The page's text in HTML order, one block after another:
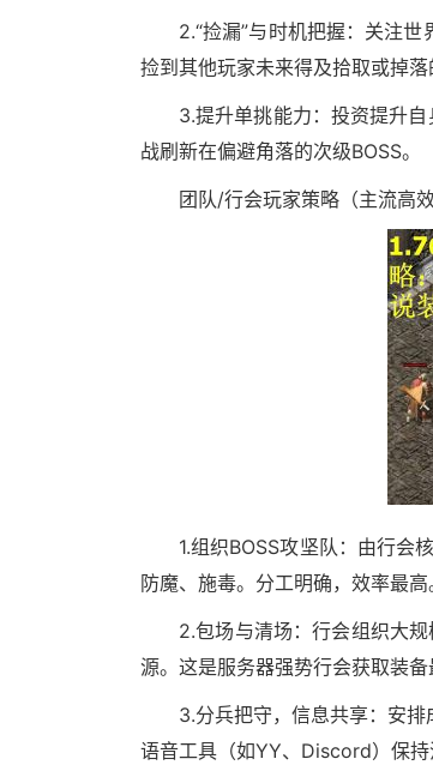
2.“捡漏”与时机把握：关注
捡到其他玩家未来得及拾取或掉
3.提升单挑能力：投资提升
战刷新在偏避角落的次级BOSS。
团队/行会玩家策略（主流高效
1.组织BOSS攻坚队：由行会
防魔、施毒。分工明确，效率最高
2.包场与清场：行会组织大
源。这是服务器强势行会获取装备
3.分兵把守，信息共享：安
语音工具（如YY、Discord）保持